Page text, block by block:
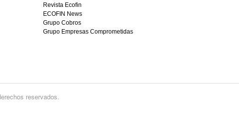
Revista Ecofin
ECOFIN News
Grupo Cobros
Grupo Empresas Comprometidas
reservados.